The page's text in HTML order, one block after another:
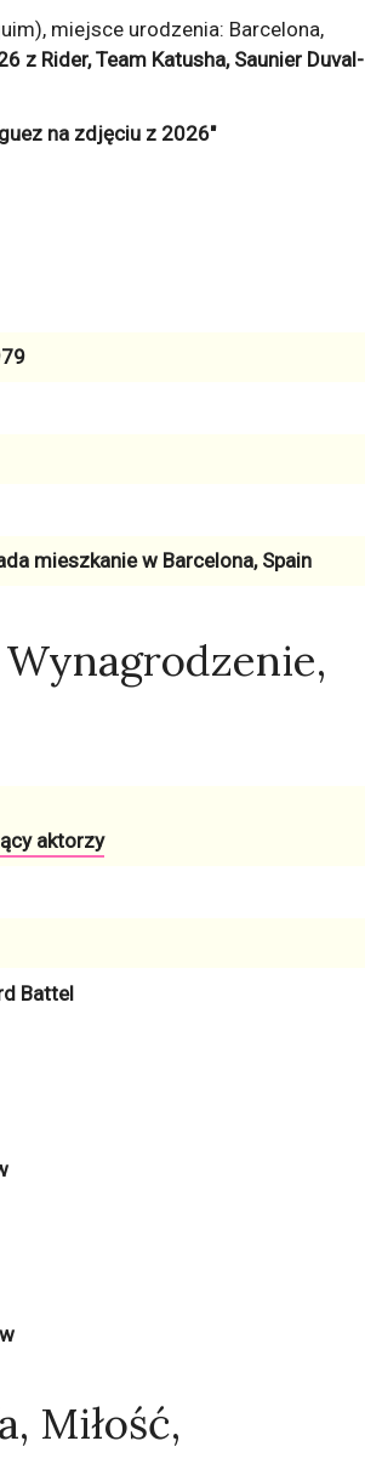
miejsce urodzenia: Barcelona,
z Rider, Team Katusha, Saunier Duval-
mieszkanie w Barcelona, Spain
aktorzy
Battel
Miłość,